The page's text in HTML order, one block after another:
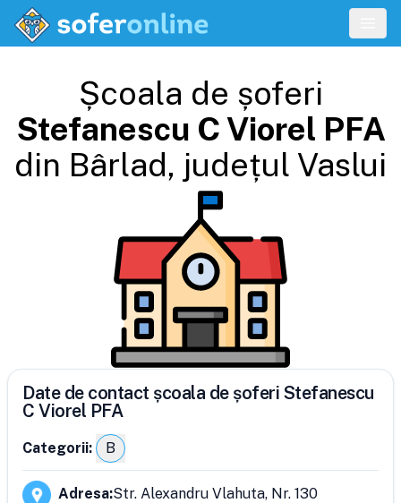
Școala de șoferi
Stefanescu C Viorel PFA
din Bârlad, județul Vaslui
Date de contact școala de șoferi Stefanescu
C Viorel PFA
Categorii: B
Adresa:Str. Alexandru Vlahuta, Nr. 130